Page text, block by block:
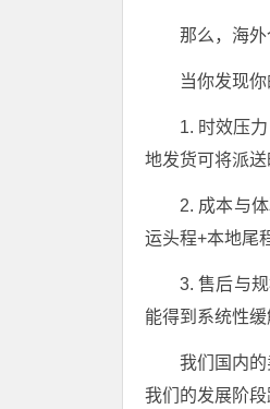
那么，海外
当你发现
1. 时效压
地发货可将派送
2. 成本与
运头程+本地尾
3. 售后与
能得到系统性缓
我们国内
我们的发展阶